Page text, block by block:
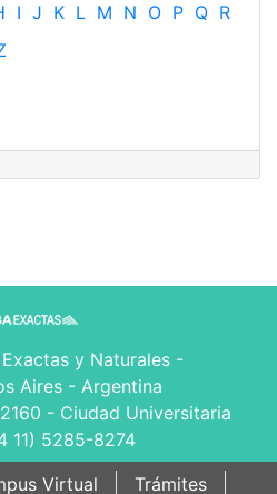
I J K L M N O P Q R
y Naturales -
Aires - Argentina
- Ciudad Universitaria
11) 5285-8274
Virtual Trámites